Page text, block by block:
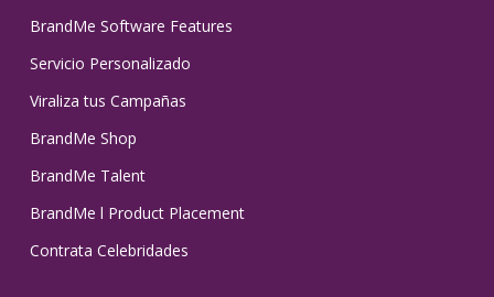
BrandMe Software Features
Servicio Personalizado
Viraliza tus Campañas
BrandMe Shop
BrandMe Talent
BrandMe l Product Placement
Contrata Celebridades